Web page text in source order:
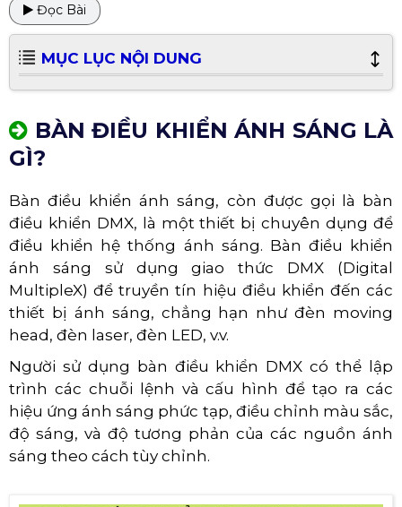
Đọc Bài
MỤC LỤC NỘI DUNG
BÀN ĐIỀU KHIỂN ÁNH SÁNG LÀ
GÌ?
Bàn điều khiển ánh sáng, còn được gọi là bàn
điều khiển DMX, là một thiết bị chuyên dụng để
điều khiển hệ thống ánh sáng. Bàn điều khiển
ánh sáng sử dụng giao thức DMX (Digital
MultipleX) để truyền tín hiệu điều khiển đến các
thiết bị ánh sáng, chẳng hạn như đèn moving
head, đèn laser, đèn LED, v.v.
Người sử dụng bàn điều khiển DMX có thể lập
trình các chuỗi lệnh và cấu hình để tạo ra các
hiệu ứng ánh sáng phức tạp, điều chỉnh màu sắc,
độ sáng, và độ tương phản của các nguồn ánh
sáng theo cách tùy chỉnh.